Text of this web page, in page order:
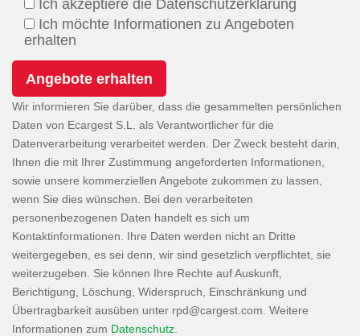
Ich akzeptiere die Datenschutzerklärung
Ich möchte Informationen zu Angeboten
erhalten
Wir informieren Sie darüber, dass die gesammelten persönlichen
Daten von Ecargest S.L. als Verantwortlicher für die
Datenverarbeitung verarbeitet werden. Der Zweck besteht darin,
Ihnen die mit Ihrer Zustimmung angeforderten Informationen,
sowie unsere kommerziellen Angebote zukommen zu lassen,
wenn Sie dies wünschen. Bei den verarbeiteten
personenbezogenen Daten handelt es sich um
Kontaktinformationen. Ihre Daten werden nicht an Dritte
weitergegeben, es sei denn, wir sind gesetzlich verpflichtet, sie
weiterzugeben. Sie können Ihre Rechte auf Auskunft,
Berichtigung, Löschung, Widerspruch, Einschränkung und
Übertragbarkeit ausüben unter
. Weitere
Informationen zum Datenschutz